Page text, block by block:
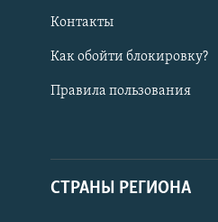
Контакты
Как обойти блокировку?
Правила пользования
СТРАНЫ РЕГИОНА